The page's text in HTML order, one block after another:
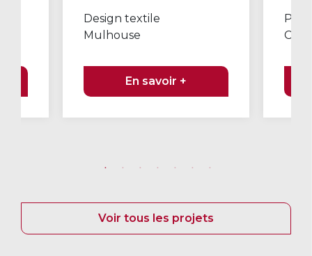
Design textile
Mulhouse
En savoir +
Voir tous les projets